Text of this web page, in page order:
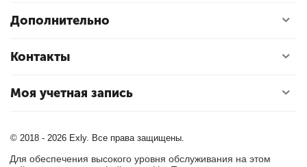
Дополнительно
Контакты
Моя учетная запись
© 2018 - 2026 Exly. Все права защищены.
Для обеспечения высокого уровня обслуживания на этом